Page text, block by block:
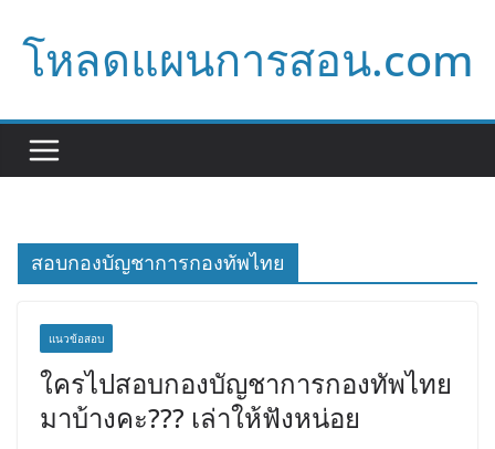
content
โหลดแผนการสอน.com
สอบกองบัญชาการกองทัพไทย
แนวข้อสอบ
ใครไปสอบกองบัญชาการกองทัพไทย
มาบ้างคะ??? เล่าให้ฟังหน่อย